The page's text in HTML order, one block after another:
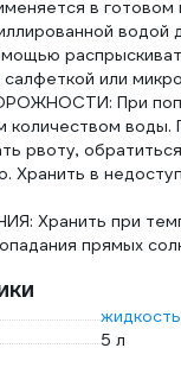
в готовом
водой
или
При
воды.
рвоту,
Хранить в
Хранить при
прямых
жидкость
5 л